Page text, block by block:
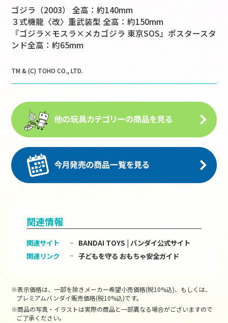
ゴジラ（2003） 全高：約140mm
３式機龍〈改〉重武装型 全高：約150mm
『ゴジラ×モスラ×メカゴジラ 東京SOS』ポスタースタ
ンド全高：約65mm
TM & (C) TOHO CO., LTD.
関連情報
関連サイト
BANDAI TOYS | バンダイ公式サイト
関連リンク
子どもを守る おもちゃ安全ガイド
※表示価格は、一部を除きメーカー希望小売価格(税10%込)、もしくは、
プレミアムバンダイ販売価格(税10%込)です。
※商品の写真・イラストは実際の商品と一部異なる場合がございますので
ご了承ください。